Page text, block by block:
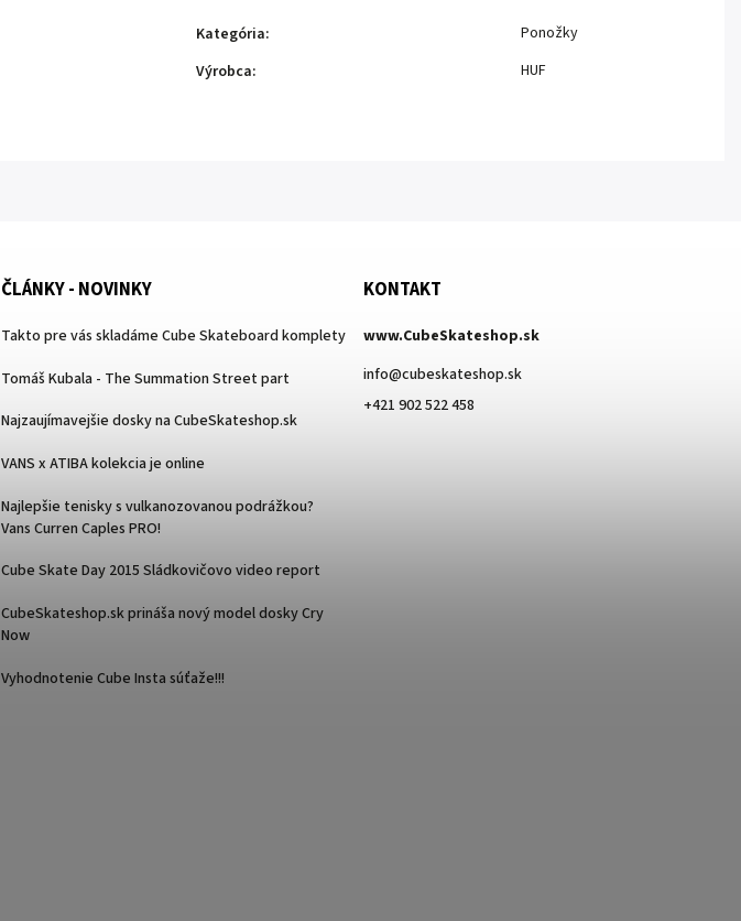
Kategória:
Ponožky
Výrobca: HUF
ČLÁNKY - NOVINKY
Takto pre vás skladáme Cube Skateboard komplety
Tomáš Kubala - The Summation Street part
Najzaujímavejšie dosky na CubeSkateshop.sk
VANS x ATIBA kolekcia je online
Najlepšie tenisky s vulkanozovanou podrážkou?
Vans Curren Caples PRO!
Cube Skate Day 2015 Sládkovičovo video report
CubeSkateshop.sk prináša nový model dosky Cry
Now
Vyhodnotenie Cube Insta súťaže!!!
KONTAKT
www.CubeSkateshop.sk
info@cubeskateshop.sk
+421 902 522 458